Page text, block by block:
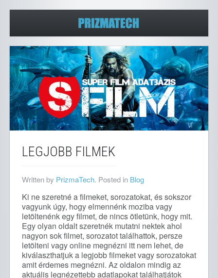
LEGJOBB FILMEK
Written by PrizmaTech. Posted in Blog
Ki ne szeretné a filmeket, sorozatokat, és sokszor
vagyunk úgy, hogy elmennénk moziba vagy
letöltenénk egy filmet, de nincs ötletünk, hogy mit.
Egy olyan oldalt szeretnék mutatni nektek ahol
nagyon sok filmet, sorozatot találhattok, persze
letölteni vagy online megnézni itt nem lehet, de
kiválaszthatjuk a legjobb filmeket vagy sorozatokat
amit érdemes megnézni. Az oldalon mindig az
aktuális legnézettebb adatlapokat találhatjátok